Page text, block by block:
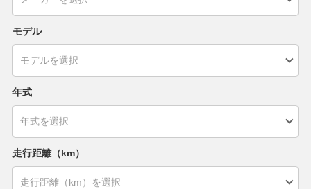
モデル
年式
走行距離（km）